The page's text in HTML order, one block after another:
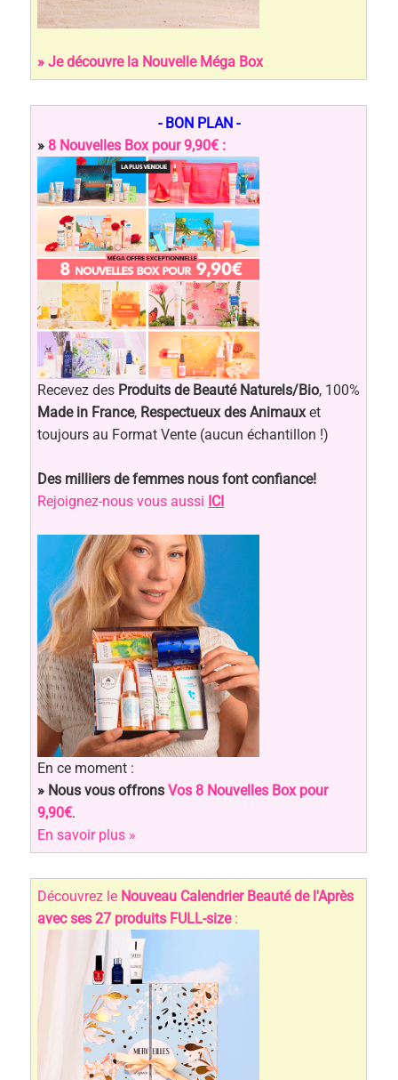
» Je découvre la Nouvelle Méga Box
- BON PLAN -
» 8 Nouvelles Box pour 9,90€ :
Recevez des Produits de Beauté Naturels/Bio, 100%
Made in France, Respectueux des Animauxet
toujours au Format Vente (aucun échantillon !)
Des milliers de femmes nous font confiance!
Rejoignez-nous vous aussi ICI
En ce moment :
» Nous vous offronsVos 8 Nouvelles Box pour
9,90€.
En savoir plus »
Découvrez le Nouveau Calendrier Beauté de l'Après
avec ses 27 produits FULL-size: